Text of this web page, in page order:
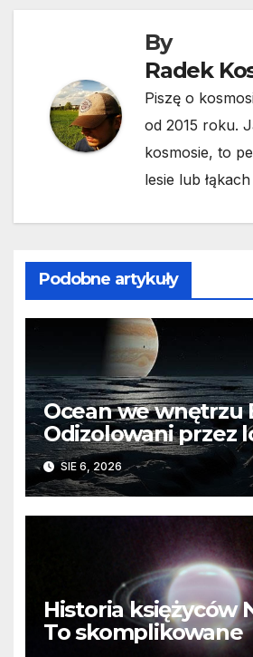
By
Radek
Piszę o
od 2015 roku.
kosmosie, to
lesie lub
Podobne artykuły
Ocean we wnętrzu
Odizolowani przez
barierę
SIE 6, 2026
Historia księżyców
To skomplikowane